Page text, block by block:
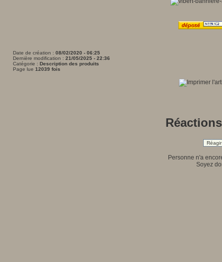
Date de création : 08/02/2020 - 06:25
Dernière modification : 21/05/2025 - 22:36
Catégorie : Description des produits
Page lue 12039 fois
Personne n'a
Soyez